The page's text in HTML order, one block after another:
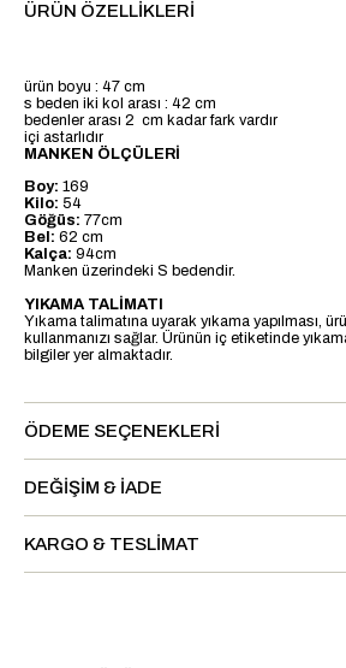
ÜRÜN ÖZELLIKLERI
ürün boyu : 47 cm
s beden iki kol arası : 42 cm
bedenler arası 2 cm kadar fark vardır
içi astarlıdır
MANKEN ÖLÇÜLERİ
Boy: 169
Kilo: 54
Göğüs: 77cm
Bel: 62 cm
Kalça: 94cm
Manken üzerindeki S bedendir.
YIKAMA TALİMATI
Yıkama talimatına uyarak yıkama yapılması,
kullanmanızı sağlar. Ürünün iç etiketinde
bilgiler yer almaktadır.
ÖDEME SEÇENEKLERI
DEĞIŞIM & İADE
KARGO & TESLIMAT